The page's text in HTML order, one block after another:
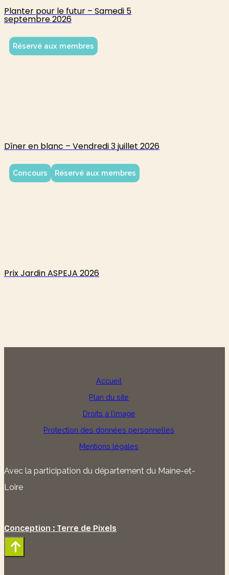
Planter pour le futur – Samedi 5
septembre 2026
Réservé aux membres
Dîner en blanc – Vendredi 3 juillet 2026
Concours Réservé aux membres
Prix Jardin ASPEJA 2026
Accueil
Plan du site
Droits à l’image
Protection des données personnelles
Mentions légales
Avec la participation du département du Maine-et-
Loire
Conception : Terre de Pixels